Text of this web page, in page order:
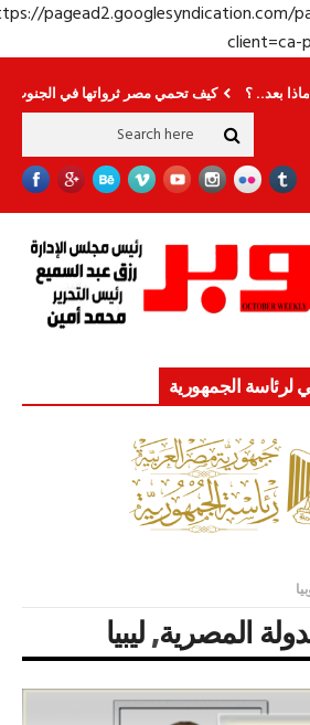
https://
؟ كيف تحمي مصر ثرواتها في الجنوب؟ معركة لا
الجمهورية
المصرية,ليبيا